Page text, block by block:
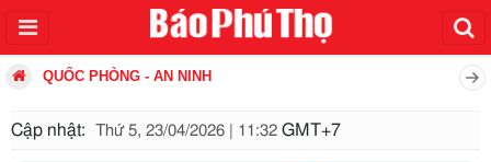
QUỐC PHÒNG - AN NINH
Cập nhật: Thứ 5, 23/04/2026 | 11:32 GMT+7